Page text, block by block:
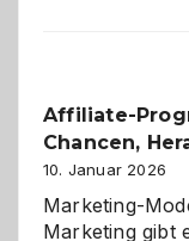
Affiliate-
Chancen,
10. Januar 2026
Marketing-
Marketing gibt